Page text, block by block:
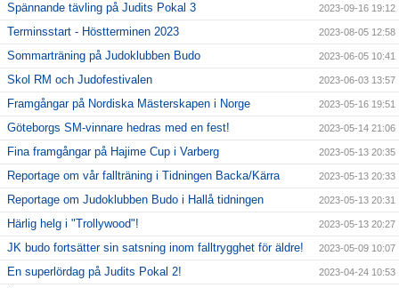
Spännande tävling på Judits Pokal 3 2023-09-16 19:12
Terminsstart - Höstterminen 2023 2023-08-05 12:58
Sommarträning på Judoklubben Budo 2023-06-05 10:41
Skol RM och Judofestivalen 2023-06-03 13:57
Framgångar på Nordiska Mästerskapen i Norge 2023-05-16 19:51
Göteborgs SM-vinnare hedras med en fest! 2023-05-14 21:06
Fina framgångar på Hajime Cup i Varberg 2023-05-13 20:35
Reportage om vår fallträning i Tidningen Backa/Kärra 2023-05-13 20:33
Reportage om Judoklubben Budo i Hallå tidningen 2023-05-13 20:31
Härlig helg i "Trollywood"! 2023-05-13 20:27
JK budo fortsätter sin satsning inom falltrygghet för äldre! 2023-05-09 10:07
En superlördag på Judits Pokal 2! 2023-04-24 10:53